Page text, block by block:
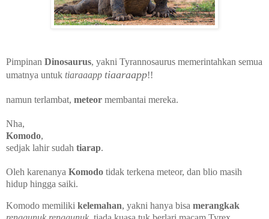
Pimpinan Dinosaurus, yakni Tyrannosaurus memerintahkan semua
umatnya untuk tiaraaapp tiaaraapp!!
namun terlambat, meteor membantai mereka.
Nha,
Komodo,
sedjak lahir sudah tiarap.
Oleh karenanya Komodo tidak terkena meteor, dan blio masih
hidup hingga saiki.
Komodo memiliki kelemahan, yakni hanya bisa merangkak